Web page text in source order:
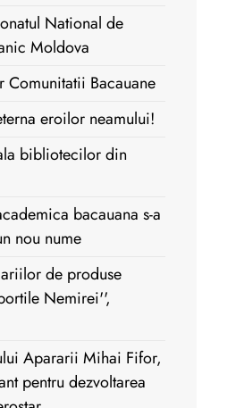
National de
Moldova
Comunitatii Bacauane
eroilor neamului!
bibliotecilor din
bacauana s-a
nou nume
de produse
Nemirei'',
Apararii Mihai Fifor,
pentru dezvoltarea